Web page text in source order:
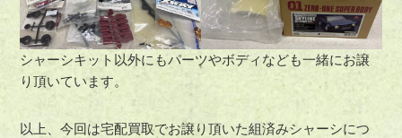
シャーシキット以外にもパーツやボディなども一緒にお譲
り頂いています。
以上、今回は宅配買取でお譲り頂いた組済みシャーシにつ